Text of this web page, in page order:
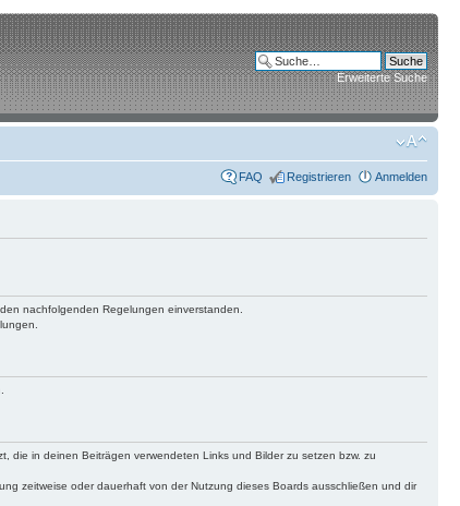
Erweiterte Suche
FAQ Registrieren Anmelden
nachfolgenden Regelungen einverstanden.
die in deinen Beiträgen verwendeten Links und Bilder zu setzen bzw. zu
zeitweise oder dauerhaft von der Nutzung dieses Boards ausschließen und dir